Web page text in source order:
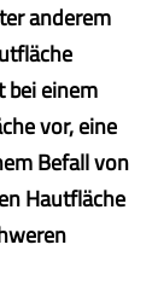
anderem
bei einem
vor, eine
Befall von
Hautfläche